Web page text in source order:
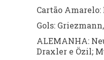
Cartão Amarelo:
Gols: Griezmann,
ALEMANHA:
Draxler e Özil;